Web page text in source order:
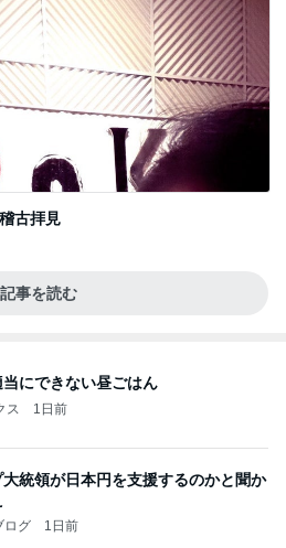
古拝見
記事を読む
にできない昼ごはん
ス 1日前
統領が日本円を支援するのかと聞か
ログ 1日前